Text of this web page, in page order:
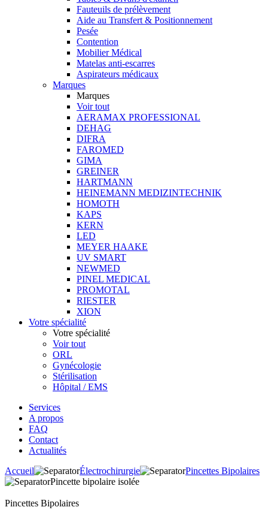
Fauteuils de prélèvement
Aide au Transfert & Positionnement
Pesée
Contention
Mobilier Médical
Matelas anti-escarres
Aspirateurs médicaux
Marques
Marques
Voir tout
AERAMAX PROFESSIONAL
DEHAG
DIFRA
FAROMED
GIMA
GREINER
HARTMANN
HEINEMANN MEDIZINTECHNIK
HOMOTH
KAPS
KERN
LED
MEYER HAAKE
UV SMART
NEWMED
PINEL MEDICAL
PROMOTAL
RIESTER
XION
Votre spécialité
Votre spécialité
Voir tout
ORL
Gynécologie
Stérilisation
Hôpital / EMS
Services
A propos
FAQ
Contact
Actualités
Accueil
Électrochirurgie
Pincettes Bipolaires
Pincette bipolaire isolée
Pincettes Bipolaires